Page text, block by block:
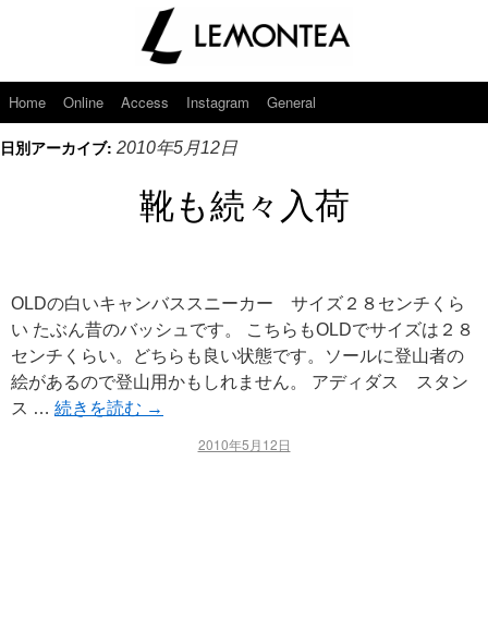
Home Online Access Instagram General
日別アーカイブ: 2010年5月12日
靴も続々入荷
OLDの白いキャンバススニーカー サイズ２８センチくら
い たぶん昔のバッシュです。 こちらもOLDでサイズは２８
センチくらい。どちらも良い状態です。ソールに登山者の
絵があるので登山用かもしれません。 アディダス スタン
ス … 続きを読む →
2010年5月12日